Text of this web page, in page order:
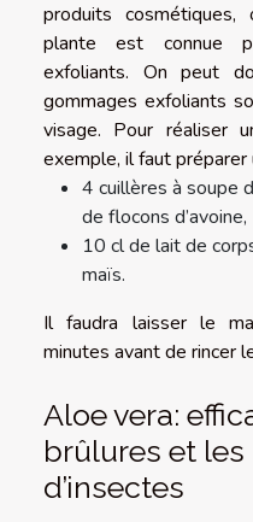
produits
plante est connue
exfoliants. On peut
gommages exfoliants
visage. Pour réaliser
exemple, il faut préparer
4 cuillères à soupe
de flocons d’avoine,
10 cl de lait de
maïs.
Il faudra laisser le
minutes avant de rincer
Aloe vera:
brûlures et
d’insectes